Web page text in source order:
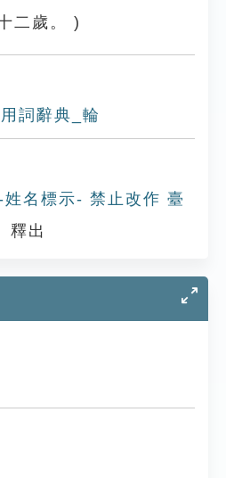
二歲。 )
詞辭典_輪
名標示- 禁止改作 臺
釋出